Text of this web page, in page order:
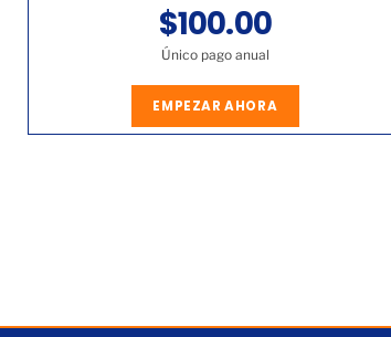
$100.00
Único pago anual
EMPEZAR AHORA